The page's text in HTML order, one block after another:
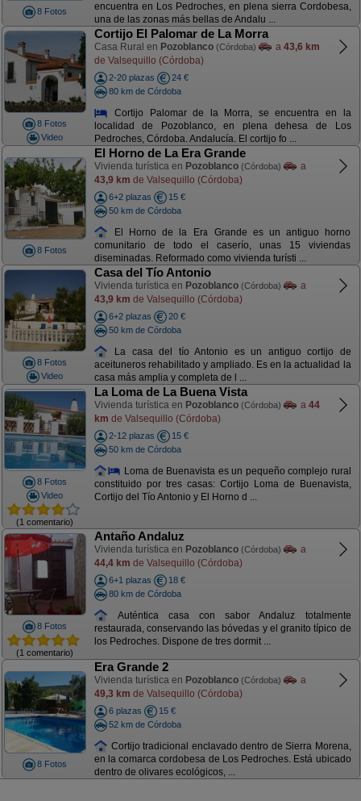
8 Fotos
encuentra en Los Pedroches, en plena sierra Cordobesa,
una de las zonas más bellas de Andalu ...
8 Fotos
Video
Cortijo El Palomar de La Morra
Casa Rural en Pozoblanco (Córdoba) a 43,6 km
de Valsequillo (Córdoba)
2-20 plazas
24 €
80 km de Córdoba
Cortijo Palomar de la Morra, se encuentra en la
localidad de Pozoblanco, en plena dehesa de Los
Pedroches, Córdoba. Andalucía. El cortijo fo ...
8 Fotos
El Horno de La Era Grande
Vivienda turística en Pozoblanco (Córdoba)
a
43,9 km de Valsequillo (Córdoba)
6+2 plazas
15 €
50 km de Córdoba
El Horno de la Era Grande es un antiguo horno
comunitario de todo el caserío, unas 15 viviendas
diseminadas. Reformado como vivienda turísti ...
8 Fotos
Video
Casa del Tío Antonio
Vivienda turística en Pozoblanco (Córdoba)
a
43,9 km de Valsequillo (Córdoba)
6+2 plazas
20 €
50 km de Córdoba
La casa del tío Antonio es un antiguo cortijo de
aceituneros rehabilitado y ampliado. Es en la actualidad la
casa más amplia y completa de l ...
8 Fotos
Video
(1 comentario)
La Loma de La Buena Vista
Vivienda turística en Pozoblanco (Córdoba) a 44
km de Valsequillo (Córdoba)
2-12 plazas
15 €
50 km de Córdoba
Loma de Buenavista es un pequeño complejo rural
constituido por tres casas: Cortijo Loma de Buenavista,
Cortijo del Tío Antonio y El Horno d ...
8 Fotos
(1 comentario)
Antaño Andaluz
Vivienda turística en Pozoblanco (Córdoba)
a
44,4 km de Valsequillo (Córdoba)
6+1 plazas
18 €
80 km de Córdoba
Auténtica casa con sabor Andaluz totalmente
restaurada, conservando las bóvedas y el granito típico de
los Pedroches. Dispone de tres dormit ...
8 Fotos
Era Grande 2
Vivienda turística en Pozoblanco (Córdoba)
a
49,3 km de Valsequillo (Córdoba)
6 plazas
15 €
52 km de Córdoba
Cortijo tradicional enclavado dentro de Sierra Morena,
en la comarca cordobesa de Los Pedroches. Está ubicado
dentro de olivares ecológicos, ...